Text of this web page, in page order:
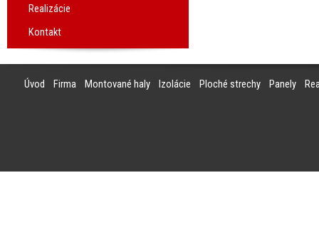
Realizácie
Kontakt
Úvod Firma Montované haly Izolácie Ploché strechy Panely